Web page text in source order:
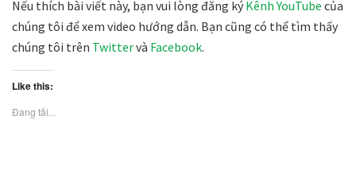
Nếu thích bài viết này, bạn vui lòng đăng ký Kênh YouTube của
chúng tôi để xem video hướng dẫn. Bạn cũng có thể tìm thấy
chúng tôi trên Twittervà Facebook.
Like this:
Đang tải...